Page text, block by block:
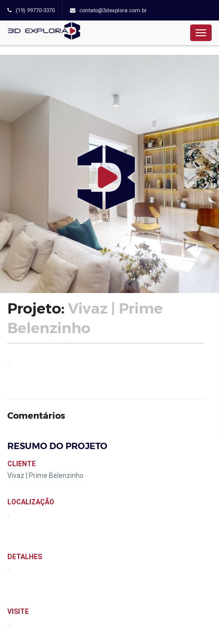
(19) 99770-3370 contato@3dexplora.com.br
Projeto: Vivaz | Prime
Belenzinho
Comentários
RESUMO DO PROJETO
CLIENTE
Vivaz | Prime Belenzinho
LOCALIZAÇÃO
DETALHES
VISITE